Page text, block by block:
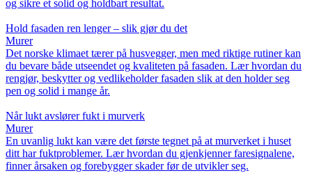
og sikre et solid og holdbart resultat.
Hold fasaden ren lenger – slik gjør du det
Murer
Det norske klimaet tærer på husvegger, men med riktige rutiner kan
du bevare både utseendet og kvaliteten på fasaden. Lær hvordan du
rengjør, beskytter og vedlikeholder fasaden slik at den holder seg
pen og solid i mange år.
Når lukt avslører fukt i murverk
Murer
En uvanlig lukt kan være det første tegnet på at murverket i huset
ditt har fuktproblemer. Lær hvordan du gjenkjenner faresignalene,
finner årsaken og forebygger skader før de utvikler seg.